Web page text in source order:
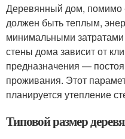
Деревянный дом, помимо
должен быть теплым,
минимальными
стены дома зависит от
предназначения —
проживания. Этот
планируется утепление
Типовой размер